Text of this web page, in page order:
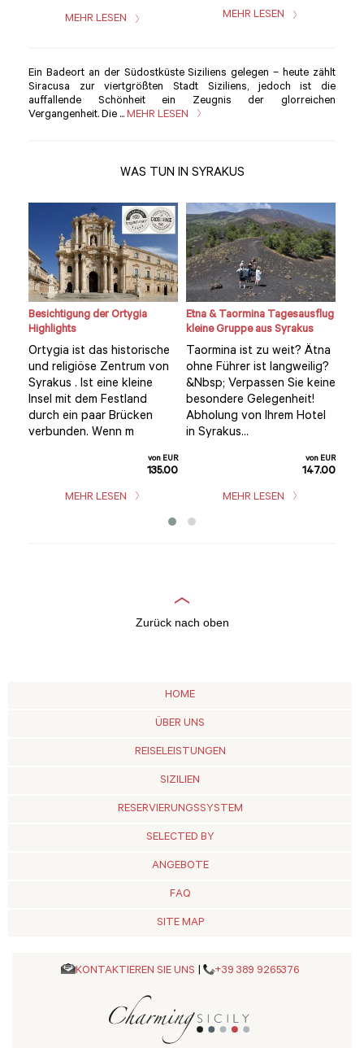
MEHR LESEN MEHR LESEN
Ein Badeort an der Südostküste Siziliens gelegen – heute zählt
Siracusa zur viertgrößten Stadt Siziliens, jedoch ist die
auffallende Schönheit ein Zeugnis der glorreichen
Vergangenheit. Die ... MEHR LESEN
WAS TUN IN SYRAKUS
Besichtigung der Ortygia
Highlights
Ortygia ist das historische
und religiöse Zentrum von
Syrakus . Ist eine kleine
Insel mit dem Festland
durch ein paar Brücken
verbunden. Wenn m
von EUR
135.00
MEHR LESEN
Etna & Taormina Tagesausflug
kleine Gruppe aus Syrakus
Taormina ist zu weit? Ätna
ohne Führer ist langweilig?
&Nbsp; Verpassen Sie keine
besondere Gelegenheit!
Abholung von Ihrem Hotel
in Syrakus...
von EUR
147.00
MEHR LESEN
Zurück nach oben
HOME
ÜBER UNS
REISELEISTUNGEN
SIZILIEN
RESERVIERUNGSSYSTEM
SELECTED BY
ANGEBOTE
FAQ
SITE MAP
KONTAKTIEREN SIE UNS +39 389 9265376